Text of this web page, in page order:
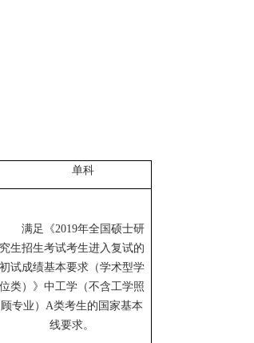
单科
满足《2019年全国硕士研
究生招生考试考生进入复试的
初试成绩基本要求（学术型学
位类）》中工学（不含工学照
顾专业）A类考生的国家基本
线要求。